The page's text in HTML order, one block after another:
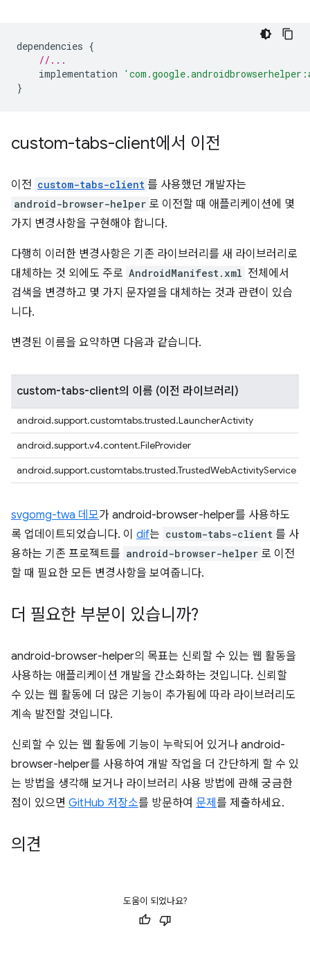
dependencies {
//...
implementation
}
custom-tabs-client에서 이전
이전 custom-tabs-client 를 사용했던 개발자는
android-browser-helper 로 이전할 때 애플리케이션에 몇
가지 변경사항을 구현해야 합니다.
다행히 이러한 변경사항은 기존 라이브러리를 새 라이브러리로
대체하는 것 외에도 주로 AndroidManifest.xml 전체에서
검색을 변경하고 몇 가지 문자열을 대체하는 것과 관련이 있습
니다.
변경된 이름을 요약하면 다음과 같습니다.
custom-tabs-client의 이름 (이전 라이브러리)
android.support.customtabs.trusted.LauncherActivity
android.support.v4.content.FileProvider
android.support.customtabs.trusted.TrustedWebActivityService
svgomg-twa 데모가 android-browser-helper를 사용하도
록 업데이트되었습니다. 이 dif는 custom-tabs-client 를 사
용하는 기존 프로젝트를 android-browser-helper 로 이전
할 때 필요한 모든 변경사항을 보여줍니다.
더 필요한 부분이 있습니까?
android-browser-helper의 목표는 신뢰할 수 있는 웹 활동을
사용하는 애플리케이션 개발을 간소화하는 것입니다. 신뢰할
수 있는 웹 활동에 더 많은 기능이 추가됨에 따라 라이브러리도
계속 발전할 것입니다.
신뢰할 수 있는 웹 활동에 기능이 누락되어 있거나 android-
browser-helper를 사용하여 개발 작업을 더 간단하게 할 수 있
는 방법을 생각해 보거나 라이브러리 사용 방법에 관해 궁금한
점이 있으면 GitHub 저장소를 방문하여 문제 를 제출하세요.
의견
도움이 되었나요?